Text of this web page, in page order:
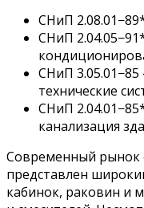
СНиП
СНиП
СНиП
технические
СНиП
канализация
Современный рынок
представлен
кабинок, раковин и